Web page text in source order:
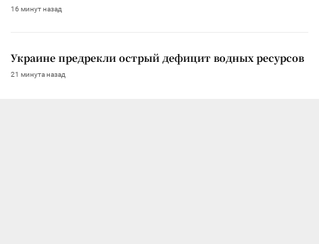
16 минут назад
Украине предрекли острый дефицит водных ресурсов
21 минута назад